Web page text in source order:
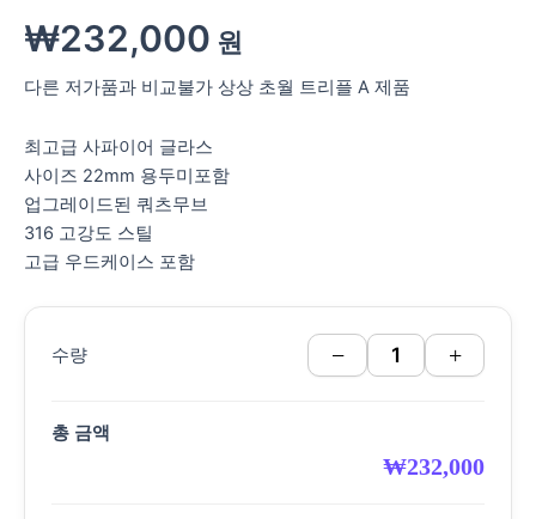
₩232,000 원
다른 저가품과 비교불가 상상 초월 트리플 A 제품
최고급 사파이어 글라스
사이즈 22mm 용두미포함
업그레이드된 쿼츠무브
316 고강도 스틸
고급 우드케이스 포함
수량 − +
총 금액
₩232,000